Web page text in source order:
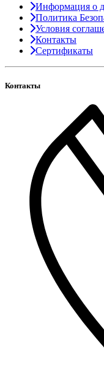
Информация о
Политика
Условия
Контакты
Сертификаты
Контакты